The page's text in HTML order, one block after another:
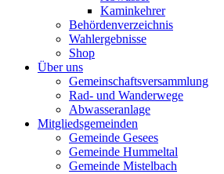
Kaminkehrer
Behördenverzeichnis
Wahlergebnisse
Shop
Über uns
Gemeinschaftsversammlung
Rad- und Wanderwege
Abwasseranlage
Mitgliedsgemeinden
Gemeinde Gesees
Gemeinde Hummeltal
Gemeinde Mistelbach